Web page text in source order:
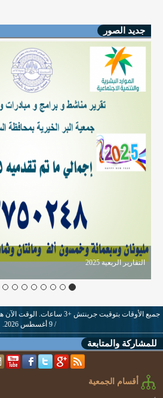
جديد الصور
التقارير الربعية 2025
جميع الأوقات بتوقيت جرينتش +3 ساعات. الوقت الآن هو
/ 9 أغسطس 2026.
للمشاركة والمتابعة
أقسام الجمعية